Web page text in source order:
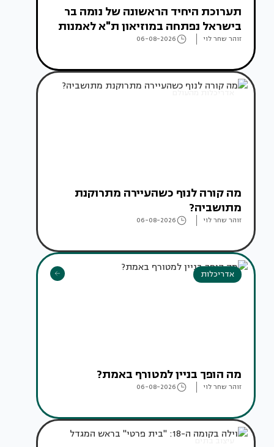
תערוכת היחיד הראשונה של נומה בר
בישראל נפתחה במוזיאון ת"א לאמנות
זוהר שחר לוי 06-08-2026
אדריכלות מהעולם
מה קורה לנוף כשהעיירה מתרוקנת
מתושביה?
זוהר שחר לוי 06-08-2026
אדריכלות
מה הופך בניין למטורף באמת?
זוהר שחר לוי 06-08-2026
עיצוב בתים